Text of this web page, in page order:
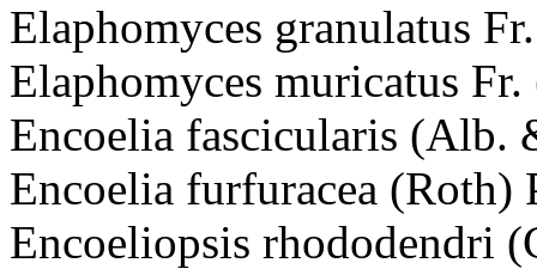
Elaphomyces granulatus
Elaphomyces muricatus
Encoelia fascicularis (Alb.
Encoelia furfuracea (Roth)
Encoeliopsis rhododendri